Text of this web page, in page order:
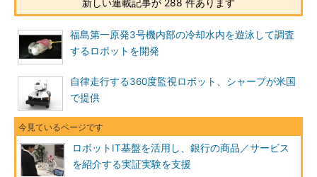
新しい連載記事が 288 件あります
福島第一原発3号機内部の冷却水内を遊泳して調査
するロボットを開発
自律走行する360度監視ロボット、シャープが米国
で提供
ロボットIT基盤を活用し、銀行の商品／サービス
を紹介する実証実験を支援